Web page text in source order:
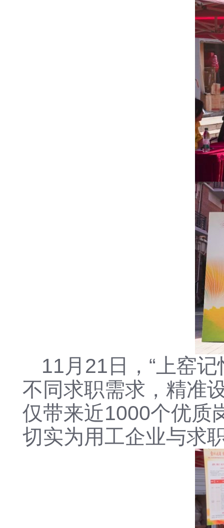
11月21日，“上窑
不同求职需求，精准
仅带来近1000个优质
切实为用工企业与求